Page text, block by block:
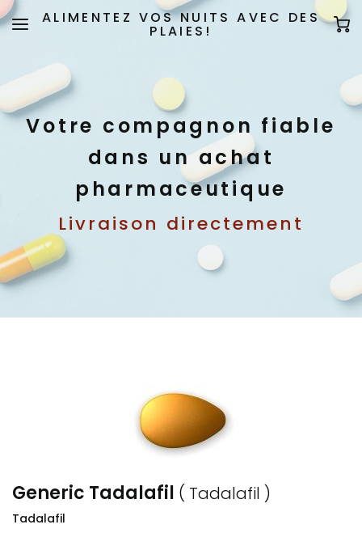
ALIMENTEZ VOS NUITS AVEC DES
PLAIES!
Votre compagnon fiable
dans un achat
pharmaceutique
Livraison directement
Generic Tadalafil ( Tadalafil )
Tadalafil